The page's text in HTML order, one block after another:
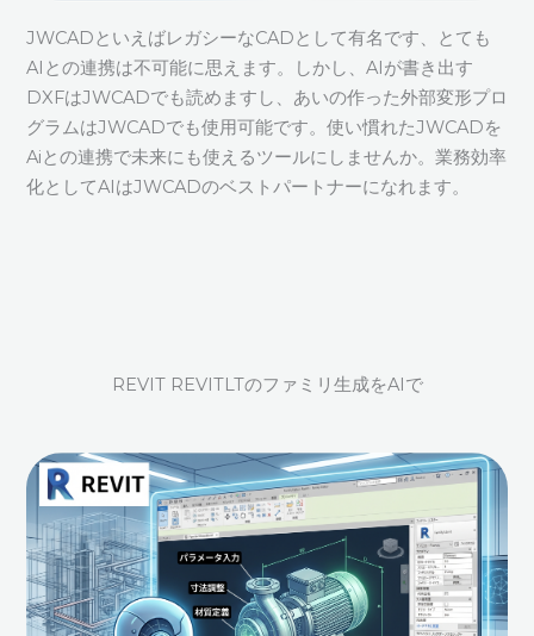
JWCADといえばレガシーなCADとして有名です、とても
AIとの連携は不可能に思えます。しかし、AIが書き出す
DXFはJWCADでも読めますし、あいの作った外部変形プロ
グラムはJWCADでも使用可能です。使い慣れたJWCADを
Aiとの連携で未来にも使えるツールにしませんか。業務効率
化としてAIはJWCADのベストパートナーになれます。
REVIT REVITLTのファミリ生成をAIで